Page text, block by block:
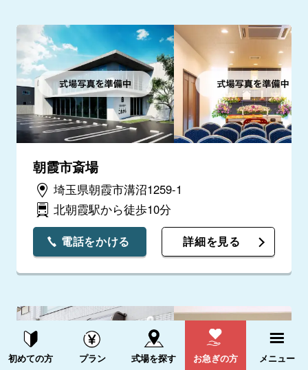
朝霞市斎場
埼玉県朝霞市溝沼1259-1
北朝霞駅から徒歩10分
電話をかける 詳細を見る
資料請求する 電話をかける
初めての方 プラン 式場を探す お急ぎの方 メニュー